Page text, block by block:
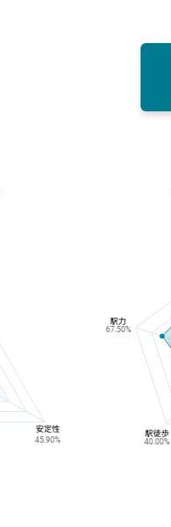
安定性
45.90%
駅力
67.50%
駅徒歩
40.00%